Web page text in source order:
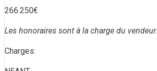
266.250€
Les honoraires sont à la charge du vendeur.
Charges: